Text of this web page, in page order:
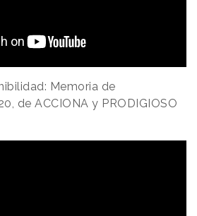
Memoria de
de ACCIONA y PRODIGIOSO